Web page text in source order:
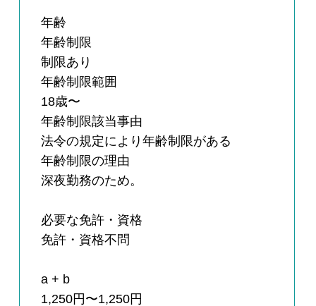
年齢
年齢制限
制限あり
年齢制限範囲
18歳〜
年齢制限該当事由
法令の規定により年齢制限がある
年齢制限の理由
深夜勤務のため。
必要な免許・資格
免許・資格不問
a + b
1,250円〜1,250円